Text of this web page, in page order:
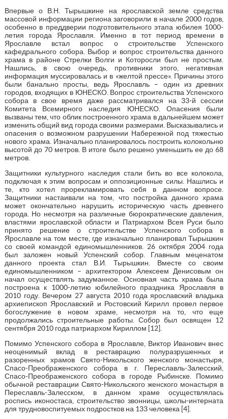
Впервые о В.Н. Тырышкине на ярославской земле средства
массовой информации региона заговорили в начале 2000 годов,
особенно в преддверии подготовительного этапа юбилея 1000-
летия города Ярославля. Именно в тот период времени в
Ярославле встал вопрос о строительстве Успенского
кафедрального собора. Выбор и вопрос строительства данного
храма в районе Стрелки Волги и Которосли был не простым.
Нашлись, в свою очередь, противники этого, негативная
информация муссировалась и в «желтой прессе». Причины этого
были банально просты, ведь Ярославль – один из древних
городов, входящих в ЮНЕСКО. Вопрос строительства Успенского
собора в свое время даже рассматривался на 33-й сессии
Комитета Всемирного наследия ЮНЕСКО. Опасения были
вызваны тем, что облик построенного храма в дальнейшем может
изменить общий вид города своими размерами. Высказывались и
опасения о возможном разрушении Набережной под тяжестью
нового храма. Изначально планировалось построить колокольню
высотой до 70 метров. В итоге было решено уменьшить ее до 68
метров.
Защитники культурного наследия стали бить во все колокола,
подключая к этим вопросам и оппозиционные силы. Нашлись и
те, кто хотел прорекламировать себя в данном вопросе.
Защитники настаивали на том, что постройка данного храма
может окончательно нарушить историческую часть древнего
города. Но несмотря на различные бюрократические давления,
властями ярославской области и Патриархом Всея Руси было
принято решение о строительстве Успенского собора в
Ярославле на том месте, где изначально планировал Тырышкин
со своей командой единомышленников. 26 октября 2004 года
был заложен новый Успенский собор. Главным меценатом
данного проекта стал В.И. Тырышкин. Вместе со своим
единомышленником – архитектором Алексеем Денисовым он
начал осуществлять задуманное. Основная часть храма была
построена к 1000-летию юбилейного праздника Ярославля в
2010 году. Вечером 27 августа 2010 года ярославский владыка
архиепископ Ярославский и Ростовский Кирилл провел первое
богослужение в новом храме, несмотря на то, что еще
продолжались строительные работы. Собор был освящен 12
сентября 2010 года патриархом Кириллом [12].
Помимо Успенского собора в Ярославле, Виктор Иванович внес
неоценимый вклад в реставрацию полуразрушенных и
разоренных храмов Свято-Никольского женского монастыря,
Спасо-Преображенского собора в г. Переславль-Залесский,
Спасо-Преображенского собора в городе Рыбинске. Помимо
обычной реставрации Свято-Никольского женского монастыря в
Переславль-Залесском, в данном храме осуществлялась
роспись иконостаса, строительство звонницы, школы-интерната
для трудновоспитуемых подростков на 133 человека [4].